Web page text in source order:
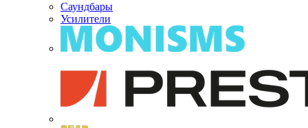
Саундбары
Усилители